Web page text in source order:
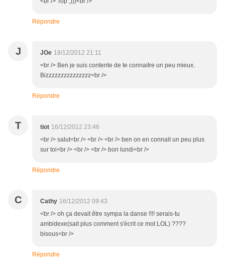
Répondre
J JOe 18/12/2012 21:11
<br /> Ben je suis contente de te connaitre un peu mieux.
Bizzzzzzzzzzzzzzz<br />
Répondre
T tiot 16/12/2012 23:46
<br /> salut<br /> <br /> <br /> ben on en connait un peu plus
sur toi<br /> <br /> <br /> bon lundi<br />
Répondre
C Cathy 16/12/2012 09:43
<br /> oh ça devait être sympa la danse !!!! serais-tu
ambidexe(sait plus comment s'écrit ce mot LOL) ????
bisous<br />
Répondre